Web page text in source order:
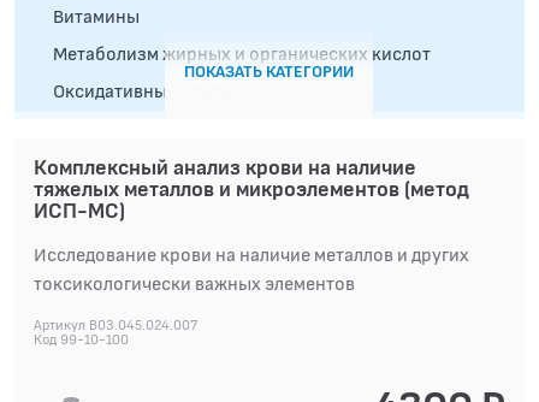
Витамины
Метаболизм жирных и органических кислот
Оксидативный статус
(ИСП-МС), атомно-абсорбционная спектрометрия
(ААС))
БИОХИМИЧЕСКИЕ ИССЛЕДОВАНИЯ
ГИСТОЛОГИЧЕСКИЕ ИССЛЕДОВАНИЯ
ДИАГНОСТИЧЕСКИЕ ПРОФИЛИ ИССЛЕДОВАНИЙ
ПОКАЗАТЬ КАТЕГОРИИ
Комплексный анализ крови на наличие
тяжелых металлов и микроэлементов (метод
ИСП-МС)
Исследование крови на наличие металлов и других
токсикологически важных элементов
Артикул B03.045.024.007
Код 99-10-100